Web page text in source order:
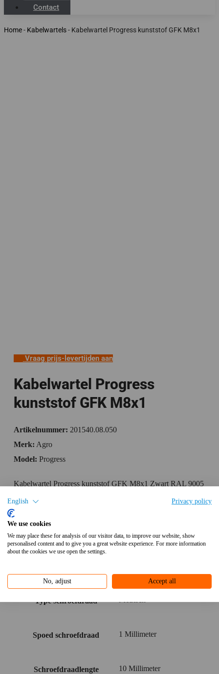
English Privacy policy
We use cookies
We may place these for analysis of our visitor data, to improve our website, show
personalised content and to give you a great website experience. For more information
about the cookies we use open the settings.
No, adjust Accept all
Contact
Home- Kabelwartels- Kabelwartel Progress kunststof GFK M8x1
Vraag prijs-levertijden aan
Kabelwartel Progress
kunststof GFK M8x1
Artikelnummer: 201540.08.050
Merk: Agro
Model: Progress
Kabelwartel Progress kunststof GFK M8x1 Zwart RAL 9005
kabel Ø 3,5-5mm
Specificaties
Bijlagen
Type schroefdraad
Spoed schroefdraad 1 Millimeter
Schroefdraadlengte 10 Millimeter